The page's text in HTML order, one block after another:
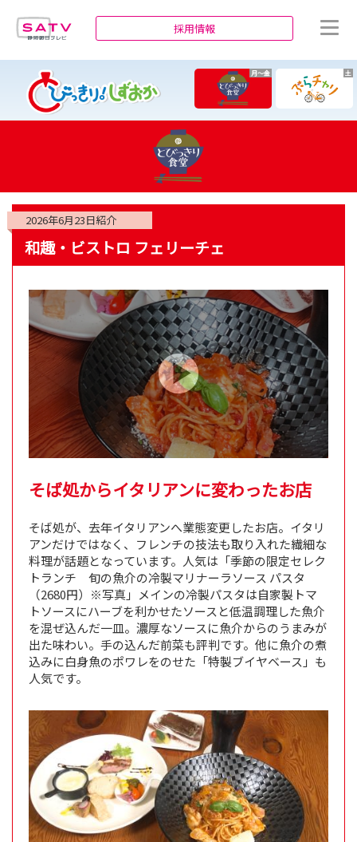
採用情報
月～金 土
2026年6月23日紹介
和趣・ビストロ フェリーチェ
そば処からイタリアンに変わったお店
そば処が、去年イタリアンへ業態変更したお店。イタリ
アンだけではなく、フレンチの技法も取り入れた繊細な
料理が話題となっています。人気は「季節の限定セレク
トランチ 旬の魚介の冷製マリナーラソース パスタ
（2680円）※写真」メインの冷製パスタは自家製トマ
トソースにハーブを利かせたソースと低温調理した魚介
を混ぜ込んだ一皿。濃厚なソースに魚介からのうまみが
出た味わい。手の込んだ前菜も評判です。他に魚介の煮
込みに白身魚のポワレをのせた「特製ブイヤベース」も
人気です。